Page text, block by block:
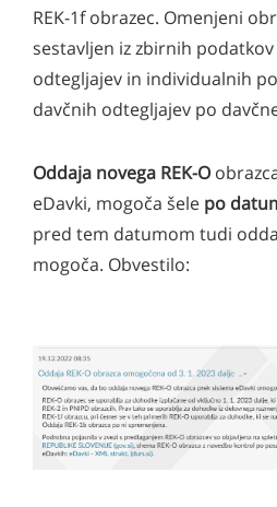
REK-1f obrazec. Omenjeni
sestavljen iz zbirnih
odtegljajev in individualnih
davčnih odtegljajev po
Oddaja novega REK-O
eDavki, mogoča šele po
pred tem datumom tudi
mogoča. Obvestilo: